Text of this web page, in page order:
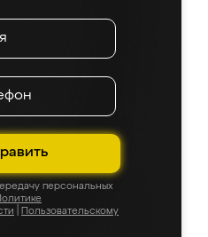
персональных
Пользовательскому